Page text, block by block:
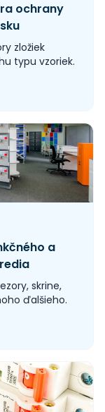
ochrany
zložiek
typu vzoriek.
a
skrine,
ďalšieho.